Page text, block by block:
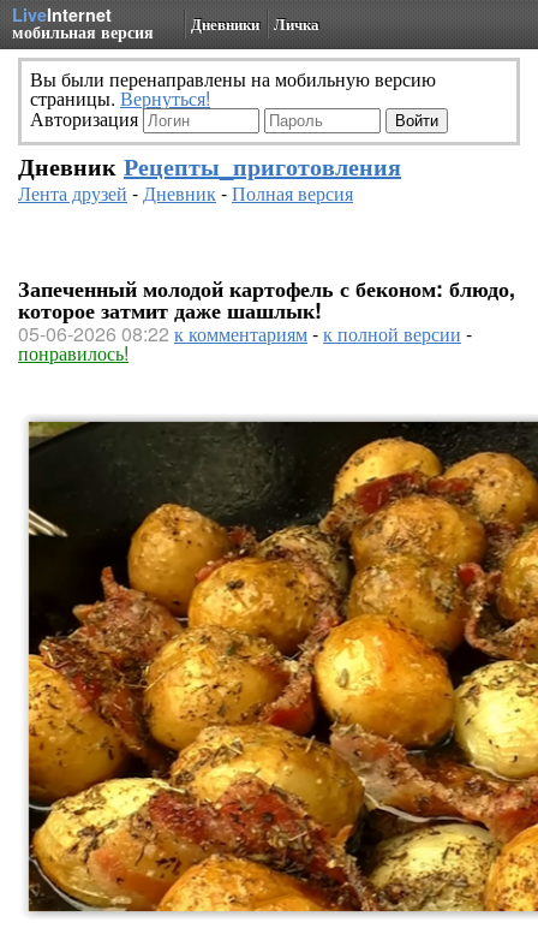
LiveInternet
мобильная версия Дневники Личка
Вы были перенаправлены на мобильную версию
страницы. Вернуться!
Авторизация
Дневник Рецепты_приготовления
Лента друзей -Дневник-Полная версия
Запеченный молодой картофель с беконом: блюдо,
которое затмит даже шашлык!
05-06-2026 08:22 к комментариям-к полной версии -
понравилось!